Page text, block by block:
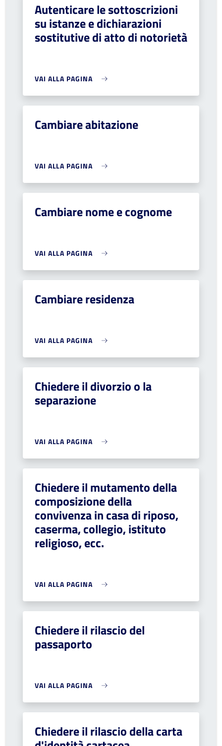
Autenticare le sottoscrizioni
su istanze e dichiarazioni
sostitutive di atto di notorietà
VAI ALLA PAGINA
Cambiare abitazione
VAI ALLA PAGINA
Cambiare nome e cognome
VAI ALLA PAGINA
Cambiare residenza
VAI ALLA PAGINA
Chiedere il divorzio o la
separazione
VAI ALLA PAGINA
Chiedere il mutamento della
composizione della
convivenza in casa di riposo,
caserma, collegio, istituto
religioso, ecc.
VAI ALLA PAGINA
Chiedere il rilascio del
passaporto
VAI ALLA PAGINA
Chiedere il rilascio della carta